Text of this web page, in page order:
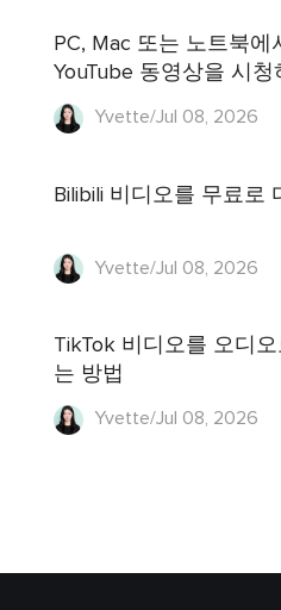
PC, Mac 또는 노트북
YouTube 동영상을 시청
Yvette/Jul 08, 2026
Bilibili 비디오를 무료로
Yvette/Jul 08, 2026
TikTok 비디오를 오디
는 방법
Yvette/Jul 08, 2026